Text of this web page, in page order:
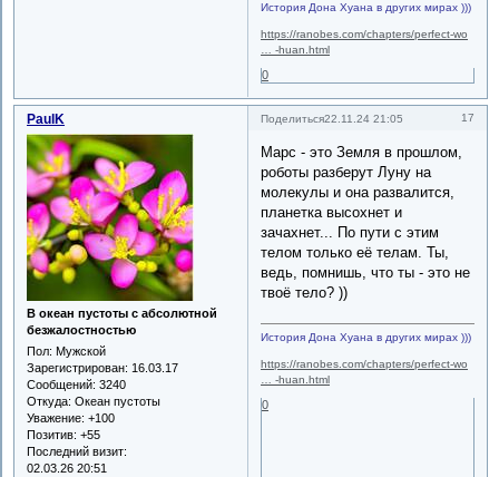
История Дона Хуана в других мирах )))
https://ranobes.com/chapters/perfect-wo
… -huan.html
0
Поделиться 17
22.11.24 21:05
PaulK
В океан пустоты с абсолютной
безжалостностью
Пол: Мужской
Зарегистрирован: 16.03.17
Сообщений: 3240
Откуда: Океан пустоты
Уважение: +100
Позитив: +55
Последний визит:
02.03.26 20:51
Марс - это Земля в прошлом,
роботы разберут Луну на
молекулы и она развалится,
планетка высохнет и
зачахнет... По пути с этим
телом только её телам. Ты,
ведь, помнишь, что ты - это не
твоё тело? ))
История Дона Хуана в других мирах )))
https://ranobes.com/chapters/perfect-wo
… -huan.html
0